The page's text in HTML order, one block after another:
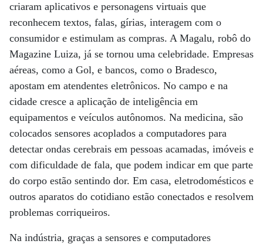
criaram aplicativos e personagens virtuais que
reconhecem textos, falas, gírias, interagem com o
consumidor e estimulam as compras. A Magalu, robô do
Magazine Luiza, já se tornou uma celebridade. Empresas
aéreas, como a Gol, e bancos, como o Bradesco,
apostam em atendentes eletrônicos. No campo e na
cidade cresce a aplicação de inteligência em
equipamentos e veículos autônomos. Na medicina, são
colocados sensores acoplados a computadores para
detectar ondas cerebrais em pessoas acamadas, imóveis e
com dificuldade de fala, que podem indicar em que parte
do corpo estão sentindo dor. Em casa, eletrodomésticos e
outros aparatos do cotidiano estão conectados e resolvem
problemas corriqueiros.
Na indústria, graças a sensores e computadores